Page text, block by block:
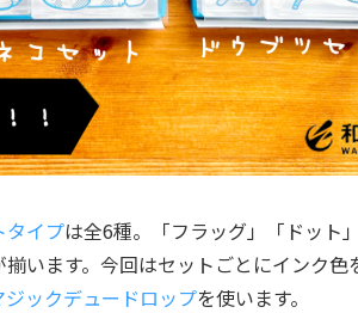
タイプは全6種。「フラッグ」「ドット
います。今回はセットごとにインク
ックデュードロップを使います。